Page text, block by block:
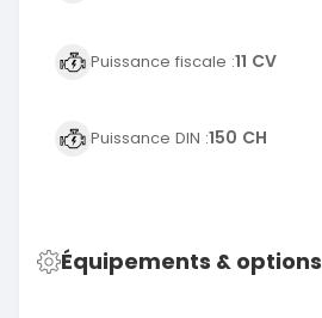
Puissance fiscale :11 CV
Puissance DIN :150 CH
Équipements & options